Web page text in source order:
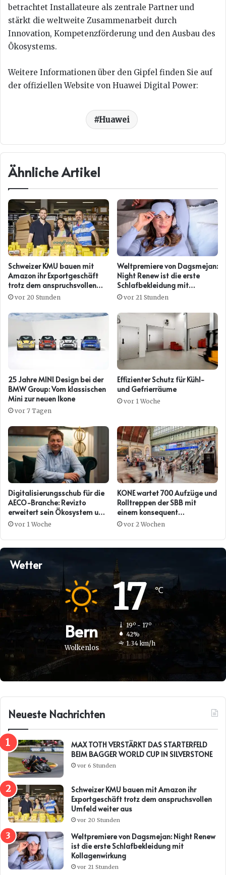
betrachtet Installateure als zentrale Partner und
stärkt die weltweite Zusammenarbeit durch
Innovation, Kompetenzförderung und den Ausbau des
Ökosystems.
Weitere Informationen über den Gipfel finden Sie auf
der offiziellen Website von Huawei Digital Power:
Huawei
Ähnliche Artikel
Schweizer KMU bauen mit
Amazon ihr Exportgeschäft
trotz dem anspruchsvollen
Umfeld weiter aus
vor 20 Stunden
Weltpremiere von Dagsmejan:
Night Renew ist die erste
Schlafbekleidung mit
Kollagenwirkung
vor 21 Stunden
25 Jahre MINI Design bei der
BMW Group: Vom klassischen
Mini zur neuen Ikone
vor 7 Tagen
Effizienter Schutz für Kühl-
und Gefrierräume
vor 1 Woche
Digitalisierungsschub für die
AECO-Branche: Revizto
erweitert sein Ökosystem um
eine offene Daten- und KI-
vor 1 Woche
KONE wartet 700 Aufzüge und
Rolltreppen der SBB mit
einem konsequent
digitalisierten Serviceansatz
vor 2 Wochen
Wetter
Bern
Wolkenlos
17℃
19º - 17º
42%
1.34 km/h
Neueste Nachrichten
MAX TOTH VERSTÄRKT DAS STARTERFELD
BEIM BAGGER WORLD CUP IN SILVERSTONE
vor 6 Stunden
Schweizer KMU bauen mit Amazon ihr
Exportgeschäft trotz dem anspruchsvollen
Umfeld weiter aus
vor 20 Stunden
Weltpremiere von Dagsmejan: Night Renew
ist die erste Schlafbekleidung mit
Kollagenwirkung
vor 21 Stunden